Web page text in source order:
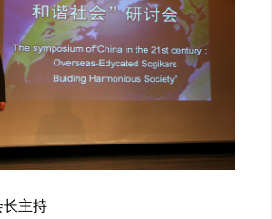
长主持